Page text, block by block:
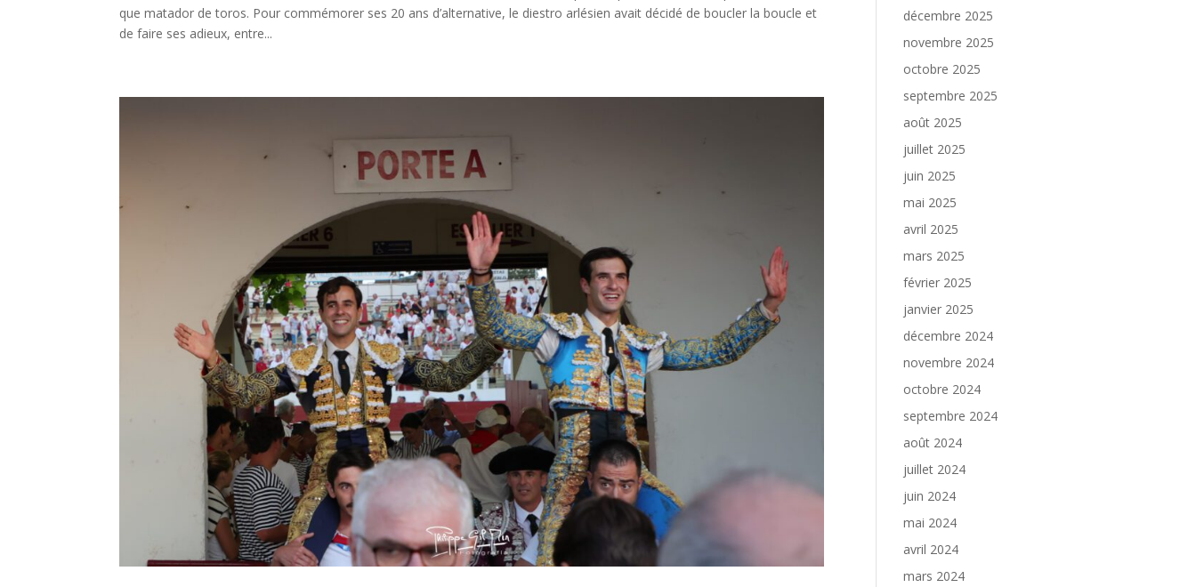
que matador de toros. Pour commémorer ses 20 ans d’alternative, le diestro arlésien avait décidé de boucler la boucle et
de faire ses adieux, entre...
décembre 2025
novembre 2025
octobre 2025
septembre 2025
août 2025
juillet 2025
juin 2025
mai 2025
avril 2025
mars 2025
février 2025
janvier 2025
décembre 2024
novembre 2024
octobre 2024
septembre 2024
août 2024
juillet 2024
juin 2024
mai 2024
avril 2024
mars 2024